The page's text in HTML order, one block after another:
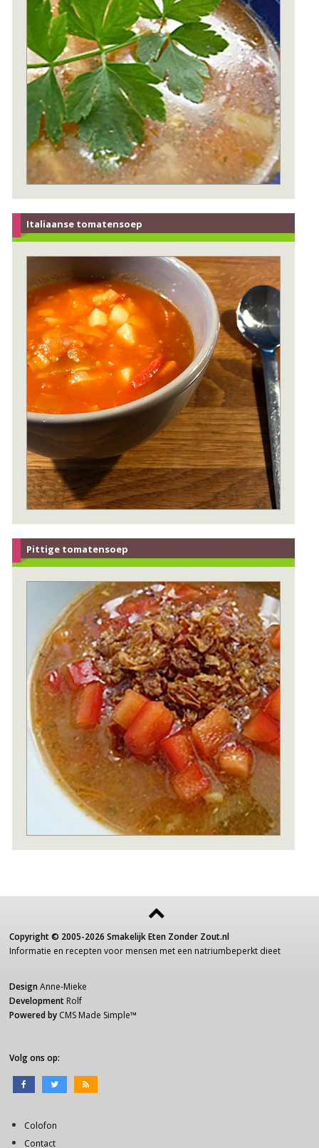
Italiaanse tomatensoep
Pittige tomatensoep
Copyright © 2005-2026 Smakelijk Eten Zonder Zout.nl
Informatie en recepten voor mensen met een natriumbeperkt dieet
Design Anne-Mieke
Development Rolf
Powered by CMS Made Simple™
Volg ons op:
Colofon
Contact